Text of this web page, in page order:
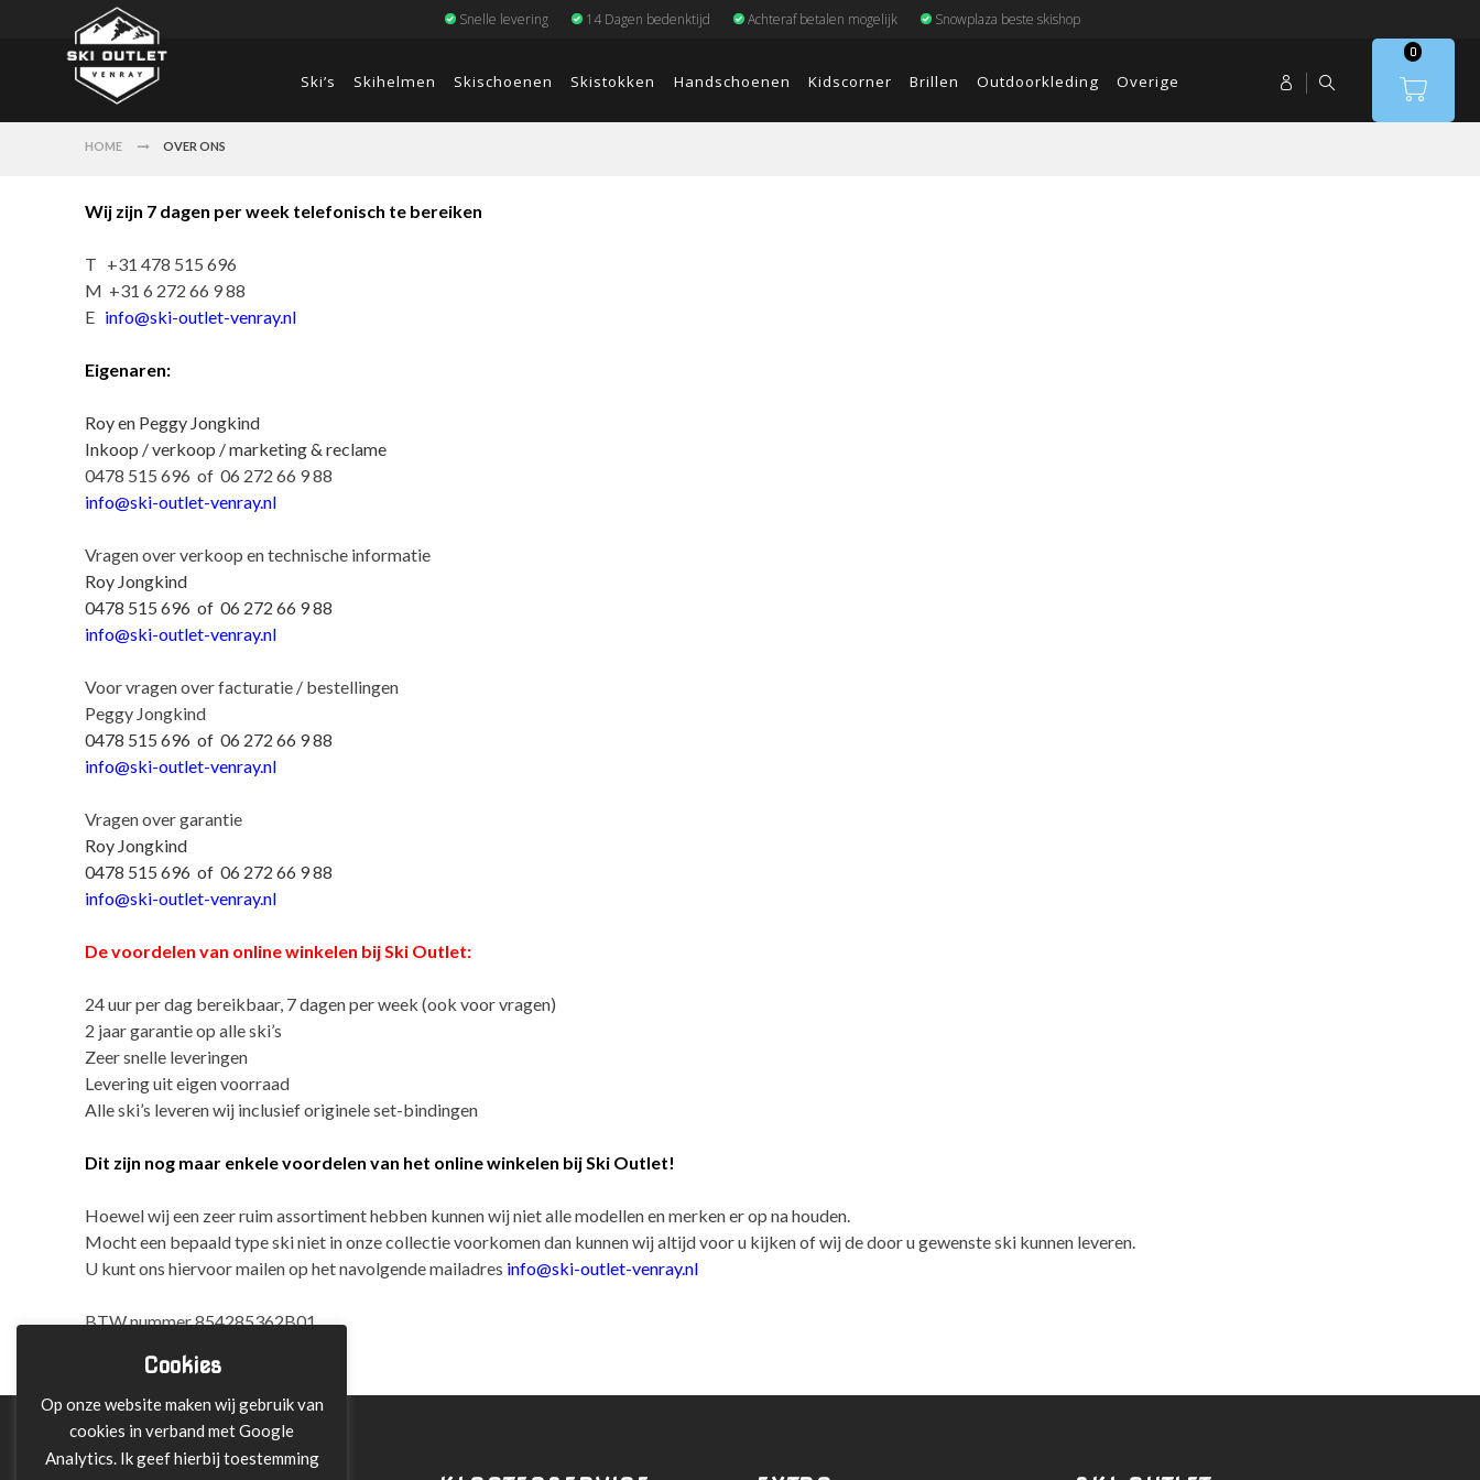
Snelle levering 14 Dagen bedenktijd Achteraf betalen mogelijk Snowplaza beste skishop
Ski’s Skihelmen Skischoenen Skistokken Handschoenen Kidscorner Brillen Outdoorkleding Overige
0
HOME OVER ONS
Wij zijn 7 dagen per week telefonisch te bereiken
T +31 478 515 696
M +31 6 272 66 9 88
E info@ski-outlet-venray.nl
Eigenaren:
Roy en Peggy Jongkind
Inkoop / verkoop / marketing & reclame
0478 515 696 of 06 272 66 9 88
info@ski-outlet-venray.nl
Vragen over verkoop en technische informatie
Roy Jongkind
0478 515 696 of 06 272 66 9 88
info@ski-outlet-venray.nl
Voor vragen over facturatie / bestellingen
Peggy Jongkind
0478 515 696 of 06 272 66 9 88
info@ski-outlet-venray.nl
Vragen over garantie
Roy Jongkind
0478 515 696 of 06 272 66 9 88
info@ski-outlet-venray.nl
De voordelen van online winkelen bij Ski Outlet:
24 uur per dag bereikbaar, 7 dagen per week (ook voor vragen)
2 jaar garantie op alle ski’s
Zeer snelle leveringen
Levering uit eigen voorraad
Alle ski’s leveren wij inclusief originele set-bindingen
Dit zijn nog maar enkele voordelen van het online winkelen bij Ski Outlet!
Hoewel wij een zeer ruim assortiment hebben kunnen wij niet alle modellen en merken er op na houden.
Mocht een bepaald type ski niet in onze collectie voorkomen dan kunnen wij altijd voor u kijken of wij de door u gewenste ski kunnen leveren.
U kunt ons hiervoor mailen op het navolgende mailadres info@ski-outlet-venray.nl
BTW nummer 854285362B01
Cookies
Op onze website maken wij gebruik van
cookies in verband met Google
Analytics. Ik geef hierbij toestemming